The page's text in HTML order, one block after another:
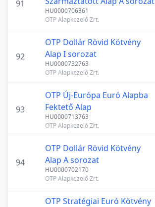
91
HU0000706361
OTP Alapkezelő Zrt.
92
OTP Dollár Rövid Kötvény
Alap I sorozat
HU0000732763
OTP Alapkezelő Zrt.
93
OTP Új-Európa Euró Alapba
Fektető Alap
HU0000713763
OTP Alapkezelő Zrt.
94
OTP Dollár Rövid Kötvény
Alap A sorozat
HU0000702170
OTP Alapkezelő Zrt.
OTP Stratégiai Euró Kötvény